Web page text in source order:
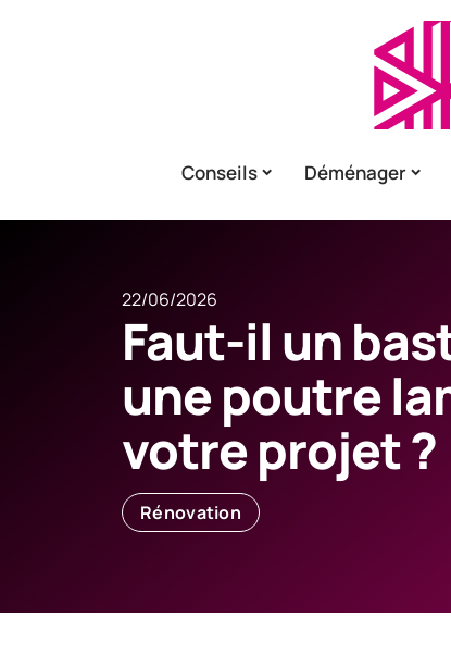
Conseils Déménager
22/06/2026
Faut-il un
une poutre
votre projet ?
Rénovation